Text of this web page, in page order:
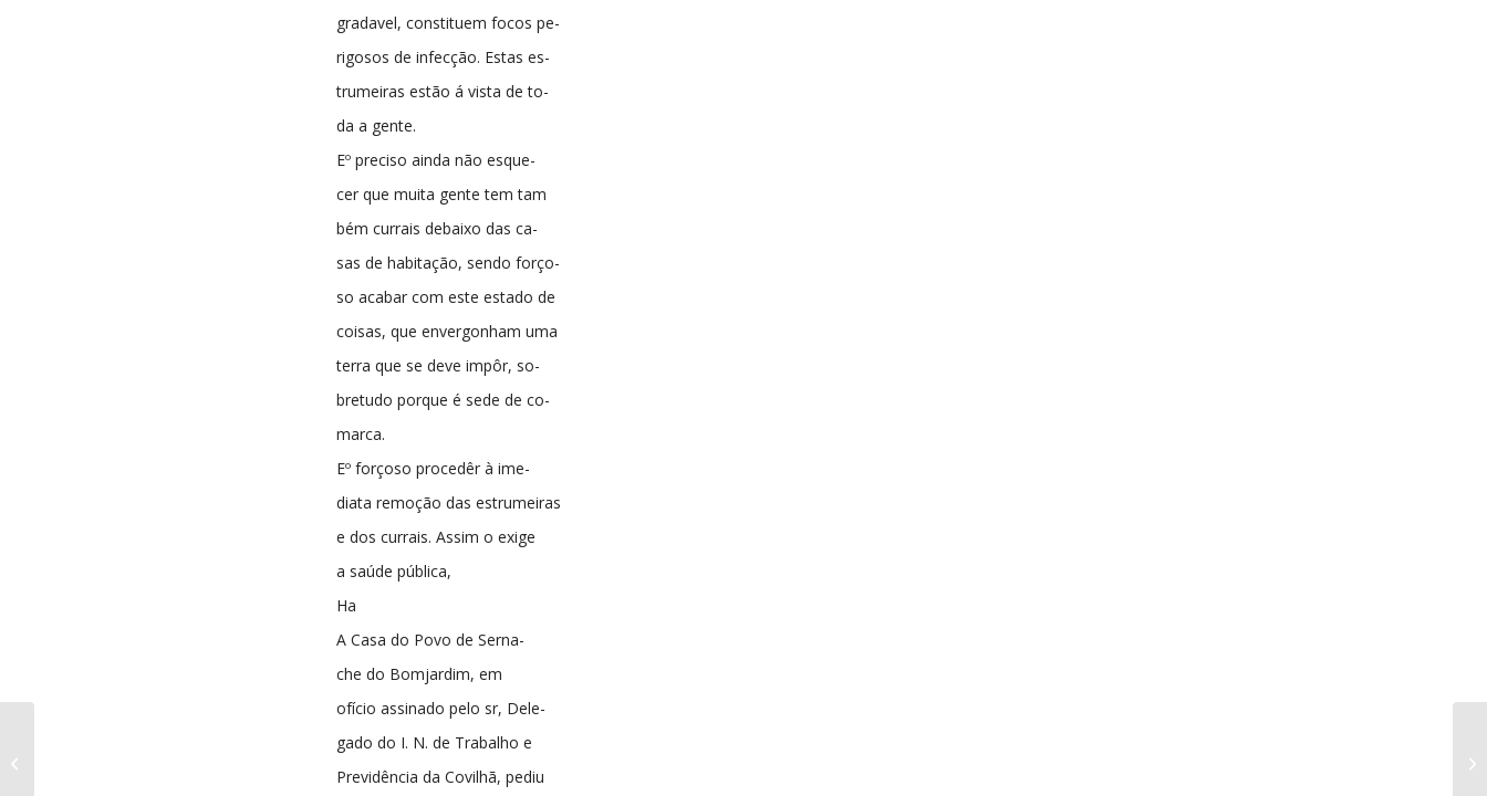
gradavel, constituem focos pe-
rigosos de infecção. Estas es-
trumeiras estão á vista de to-
da a gente.
Eº preciso ainda não esque-
cer que muita gente tem tam
bém currais debaixo das ca-
sas de habitação, sendo forço-
so acabar com este estado de
coisas, que envergonham uma
terra que se deve impôr, so-
bretudo porque é sede de co-
marca.
Eº forçoso procedêr à ime-
diata remoção das estrumeiras
e dos currais. Assim o exige
a saúde pública,
Ha
A Casa do Povo de Serna-
che do Bomjardim, em
ofício assinado pelo sr, Dele-
gado do I. N. de Trabalho e
Previdência da Covilhã, pediu